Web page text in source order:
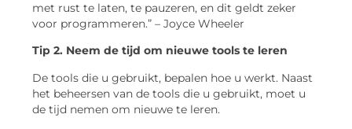
met rust te laten, te pauzeren, en dit geldt zeker
voor programmeren.” – Joyce Wheeler
Tip 2. Neem de tijd om nieuwe tools te leren
De tools die u gebruikt, bepalen hoe u werkt. Naast
het beheersen van de tools die u gebruikt, moet u
de tijd nemen om nieuwe te leren.